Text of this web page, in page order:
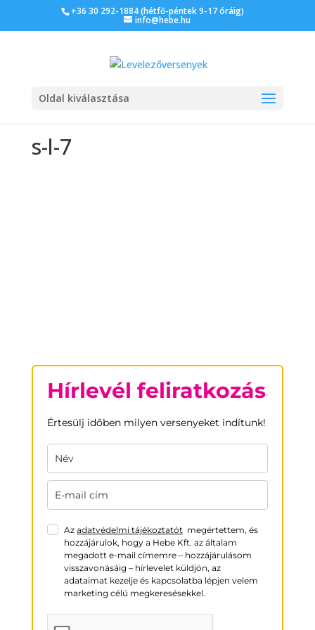
+36 30 292-1884 (hétfő-péntek 9-17 óráig)
info@hebe.hu
Oldal kiválasztása
s-l-7
Hírlevél feliratkozás
Értesülj időben milyen versenyeket indítunk!
Az adatvédelmi tájékoztatótmegértettem, és
hozzájárulok, hogy a Hebe Kft. az általam
megadott e-mail címemre – hozzájárulásom
visszavonásáig – hírlevelet küldjön, az
adataimat kezelje és kapcsolatba lépjen velem
marketing célú megkeresésekkel.